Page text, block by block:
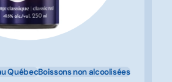
QuébecBoissons non alcoolisées